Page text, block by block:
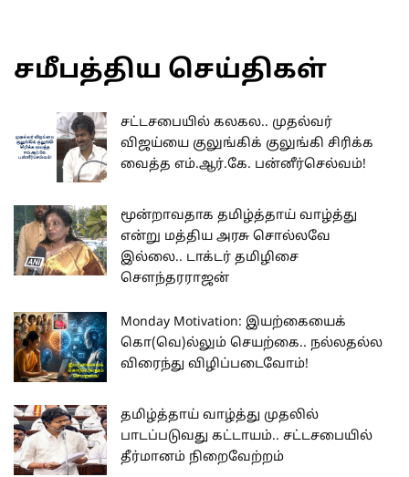
சமீபத்திய செய்திகள்
சட்டசபையில் கலகல.. முதல்வர்
விஜய்யை குலுங்கிக் குலுங்கி சிரிக்க
வைத்த எம்.ஆர்.கே. பன்னீர்செல்வம்!
மூன்றாவதாக தமிழ்த்தாய் வாழ்த்து
என்று மத்திய அரசு சொல்லவே
இல்லை.. டாக்டர் தமிழிசை
செளந்தரராஜன்
Monday Motivation: இயற்கையைக்
கொ(வெ)ல்லும் செயற்கை.. நல்லதல்ல
விரைந்து விழிப்படைவோம்!
தமிழ்த்தாய் வாழ்த்து முதலில்
பாடப்படுவது கட்டாயம்.. சட்டசபையில்
தீர்மானம் நிறைவேற்றம்